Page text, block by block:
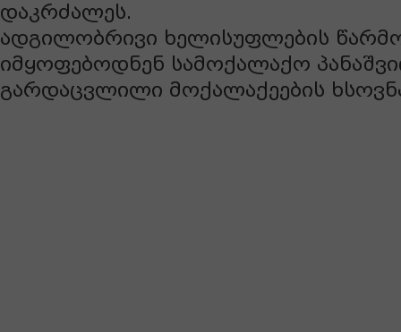
დაკრძალეს.
ადგილობრივი ხელისუფლების
იმყოფებოდნენ სამოქალაქო
გარდაცვლილი მოქალაქეების